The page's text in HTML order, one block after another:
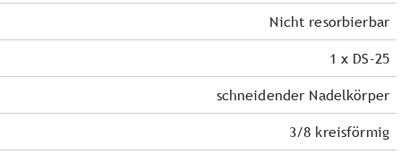
Nicht resorbierbar
1 x DS-25
schneidender Nadelkörper
3/8 kreisförmig